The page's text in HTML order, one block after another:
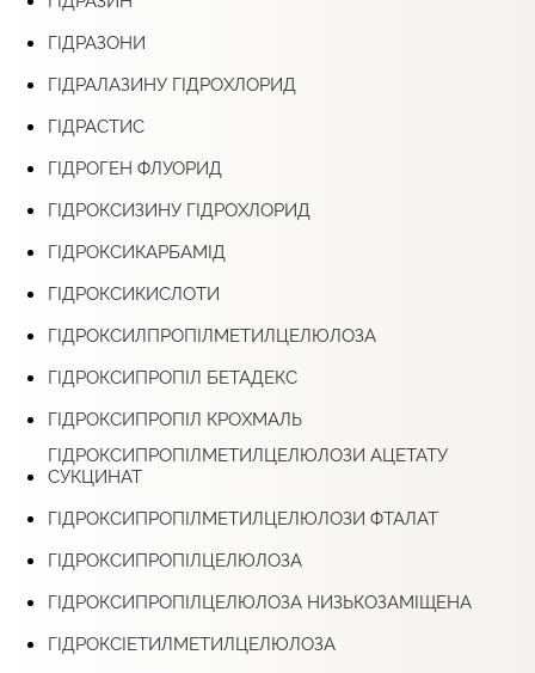
ГІДРАЗОНИ
ГІДРАЛАЗИНУ ГІДРОХЛОРИД
ГІДРАСТИС
ГІДРОГЕН ФЛУОРИД
ГІДРОКСИЗИНУ ГІДРОХЛОРИД
ГІДРОКСИКАРБАМІД
ГІДРОКСИКИСЛОТИ
ГІДРОКСИЛПРОПІЛМЕТИЛЦЕЛЮЛОЗА
ГІДРОКСИПРОПІЛ БЕТАДЕКС
ГІДРОКСИПРОПІЛ КРОХМАЛЬ
ГІДРОКСИПРОПІЛМЕТИЛЦЕЛЮЛОЗИ АЦЕТАТУ
СУКЦИНАТ
ГІДРОКСИПРОПІЛМЕТИЛЦЕЛЮЛОЗИ ФТАЛАТ
ГІДРОКСИПРОПІЛЦЕЛЮЛОЗА
ГІДРОКСИПРОПІЛЦЕЛЮЛОЗА НИЗЬКОЗАМІЩЕНА
ГІДРОКСІЕТИЛМЕТИЛЦЕЛЮЛОЗА